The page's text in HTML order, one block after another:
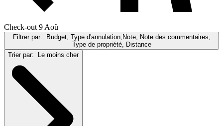
Check-out 9 Aoû
Filtrer par: Budget, Type d'annulation,Note, Note des commentaires,
Type de propriété, Distance
Trier par: Le moins cher